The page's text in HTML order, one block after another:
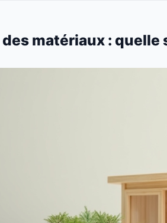
des matériaux :